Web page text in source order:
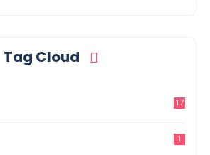
Tag Cloud
17
1